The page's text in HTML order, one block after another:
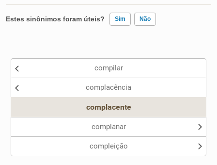
Estes sinônimos foram úteis? Sim Não
Nenhum dos sinônimos apresentados me ajudou
compilar
complacência
complacente
complanar
compleição